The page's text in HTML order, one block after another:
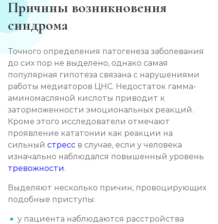
Причины возникновения
синдрома
Точного определения патогенеза заболевания
до сих пор не выделено, однако самая
популярная гипотеза связана с нарушениями
работы медиаторов ЦНС. Недостаток гамма-
аминомасляной кислоты приводит к
заторможенности эмоциональных реакций.
Кроме этого исследователи отмечают
проявление кататонии как реакции на
сильный стресс в случае, если у человека
изначально наблюдался повышенный уровень
тревожности.
Выделяют несколько причин, провоцирующих
подобные приступы:
у пациента наблюдаются расстройства